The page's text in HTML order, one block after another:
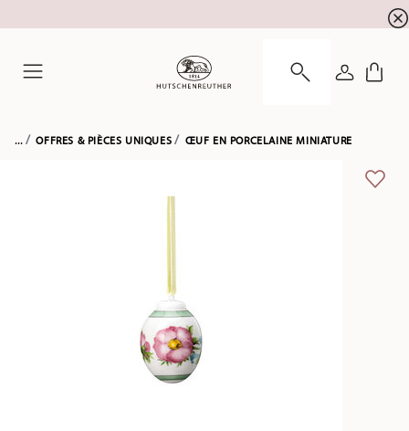
l'inscription à la
... OFFRES & PIÈCES UNIQUES ŒUF EN PORCELAINE MINIATURE